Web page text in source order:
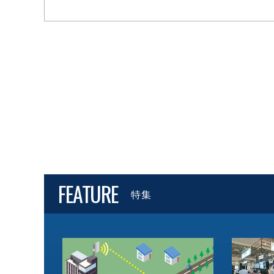
FEATURE 特集